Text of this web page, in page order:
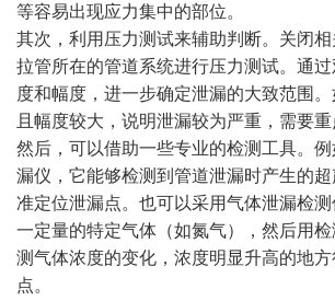
等容易出现应力集中的部位。
其次，利用压力测试来辅助判断。关闭
拉管所在的管道系统进行压力测试。通
度和幅度，进一步确定泄漏的大致范围
且幅度较大，说明泄漏较为严重，需要重
然后，可以借助一些专业的检测工具。
漏仪，它能够检测到管道泄漏时产生的
准定位泄漏点。也可以采用气体泄漏检
一定量的特定气体（如氮气），然后用
测气体浓度的变化，浓度明显升高的地
点。